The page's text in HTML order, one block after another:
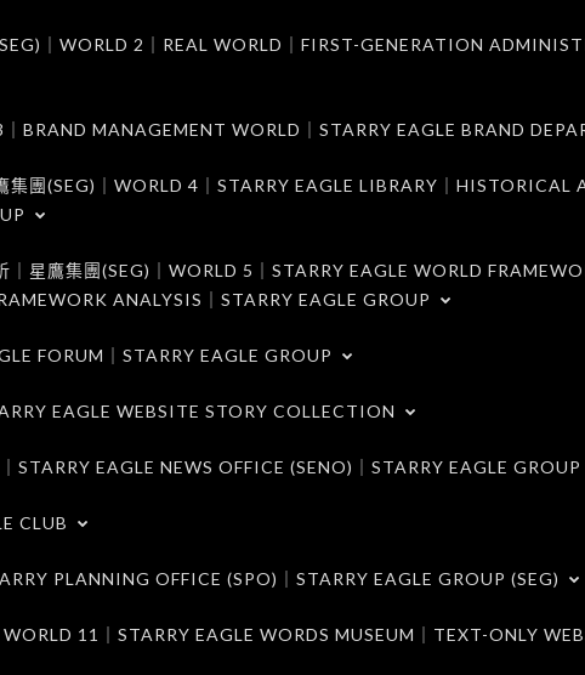
｜WORLD 2｜REAL WORLD｜FIRST-GENERATION
BRAND MANAGEMENT WORLD｜STARRY EAGLE BRAND
團(SEG)｜WORLD 4｜STARRY EAGLE LIBRARY｜HISTORICAL
星鷹集團(SEG)｜WORLD 5｜STARRY EAGLE WORLD
ANALYSIS｜STARRY EAGLE GROUP
FORUM｜STARRY EAGLE GROUP
EAGLE WEBSITE STORY COLLECTION
STARRY EAGLE NEWS OFFICE (SENO)｜STARRY EAGLE GROUP
CLUB
PLANNING OFFICE (SPO)｜STARRY EAGLE GROUP (SEG)
11｜STARRY EAGLE WORDS MUSEUM｜TEXT-ONLY